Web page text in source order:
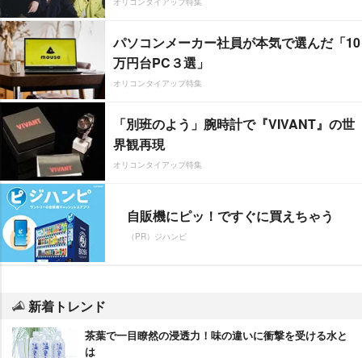
パソコンメーカー社員が本気で選んだ「10
万円台PC３選」
オリコンタイアップ特集
「別班のよう」腕時計で『VIVANT』の世
界観再現
オリコンタイアップ特集
自販機にピッ！ですぐに買えちゃう
（PR）ジハンピ
新着トレンド
茶葉で一目瞭然の浸透力！味の違いに衝撃を受ける水と
は